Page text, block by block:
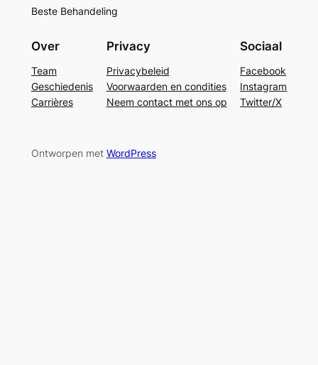
Beste Behandeling
Over
Team
Geschiedenis
Carrières
Privacy
Privacybeleid
Voorwaarden en condities
Neem contact met ons op
Sociaal
Facebook
Instagram
Twitter/X
Ontworpen met WordPress